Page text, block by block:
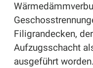
Filigrandecken,
Aufzugsschacht
ausgeführt